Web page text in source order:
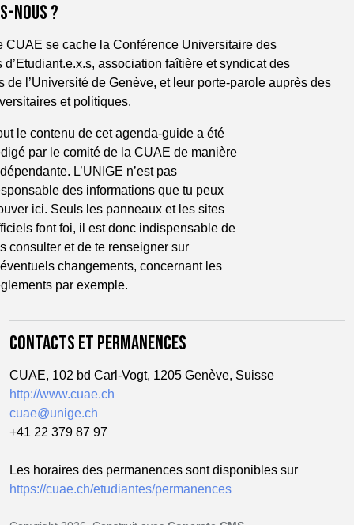
NOUS ?
CUAE se cache la Conférence Universitaire des
d’Etudiant.e.x.s, association faîtière et syndicat des
de l’Université de Genève, et leur porte-parole auprès des
et politiques.
le contenu de cet agenda-guide a été
par le comité de la CUAE de manière
L’UNIGE n’est pas
des informations que tu peux
ici. Seuls les panneaux et les sites
font foi, il est donc indispensable de
consulter et de te renseigner sur
changements, concernant les
par exemple.
CONTACTS ET PERMANENCES
CUAE, 102 bd Carl-Vogt, 1205 Genève, Suisse
http://www.cuae.ch
cuae@unige.ch
+41 22 379 87 97
Les horaires des permanences sont disponibles sur
https://cuae.ch/etudiantes/permanences